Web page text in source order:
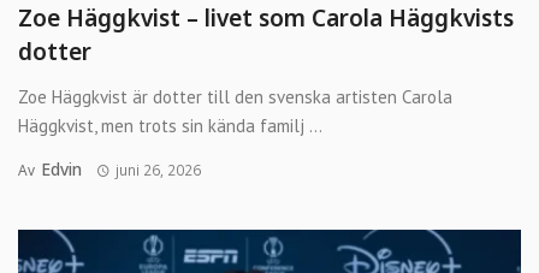
Zoe Häggkvist – livet som Carola Häggkvists
dotter
Zoe Häggkvist är dotter till den svenska artisten Carola
Häggkvist, men trots sin kända familj ...
Av Edvin juni 26, 2026